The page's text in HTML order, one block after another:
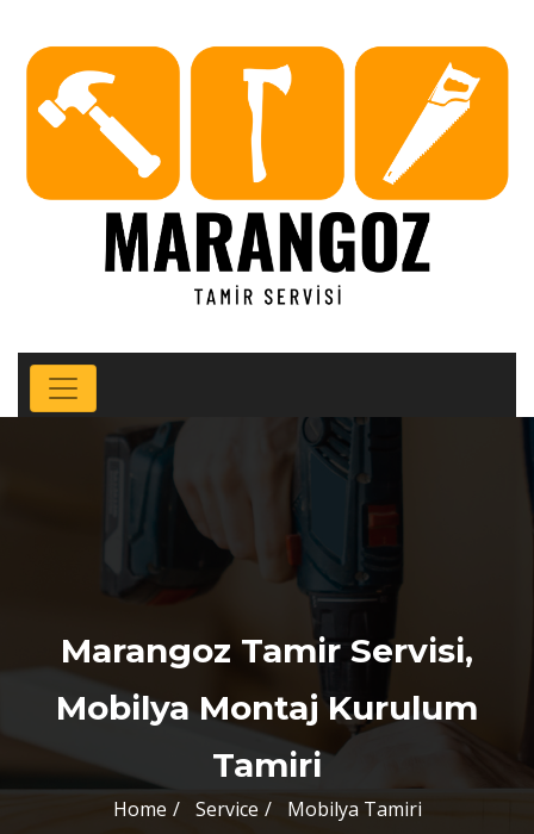
Marangoz Tamir Servisi,
Mobilya Montaj Kurulum
Tamiri
Home Service Mobilya Tamiri